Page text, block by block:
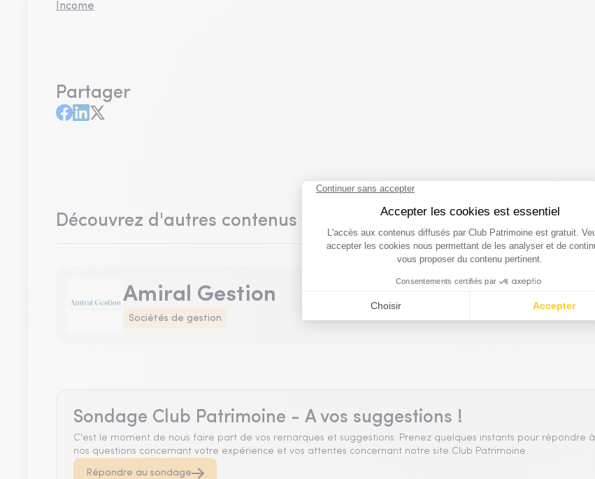
Income
Partager
Découvrez d'autres contenus du même partenaire
Amiral Gestion
Sociétés de gestion
Sondage Club Patrimoine - A vos suggestions !
C'est le moment de nous faire part de vos remarques et suggestions. Prenez quelques instants pour répondre à
nos questions concernant votre expérience et vos attentes concernant notre site Club Patrimoine.
Répondre au sondage